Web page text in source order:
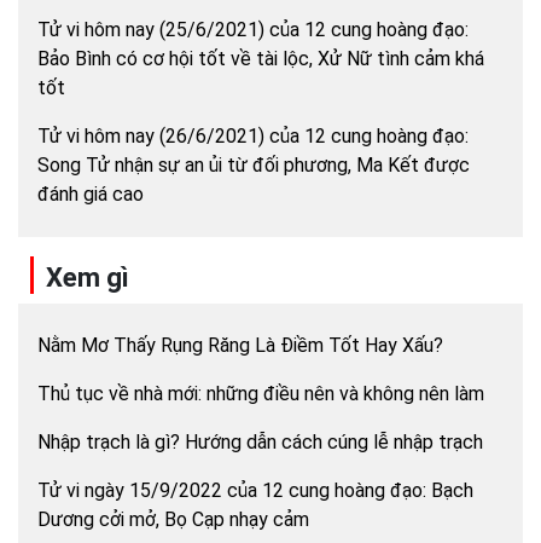
Tử vi hôm nay (25/6/2021) của 12 cung hoàng đạo:
Bảo Bình có cơ hội tốt về tài lộc, Xử Nữ tình cảm khá
tốt
Tử vi hôm nay (26/6/2021) của 12 cung hoàng đạo:
Song Tử nhận sự an ủi từ đối phương, Ma Kết được
đánh giá cao
Xem gì
Nằm Mơ Thấy Rụng Răng Là Điềm Tốt Hay Xấu?
Thủ tục về nhà mới: những điều nên và không nên làm
Nhập trạch là gì? Hướng dẫn cách cúng lễ nhập trạch
Tử vi ngày 15/9/2022 của 12 cung hoàng đạo: Bạch
Dương cởi mở, Bọ Cạp nhạy cảm